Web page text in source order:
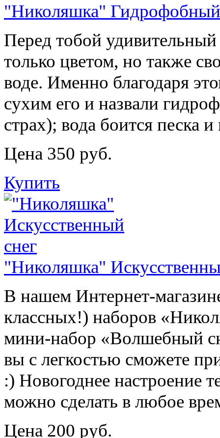
"Николяшка"
Перед тобой
только цветом, но также
воде. Именно благодаря
сухим его и назвали
страх); вода боится песка
Цена 350 руб.
Купить
"Николяшка"
В нашем Интернет-
классных!) наборов
мини-набор «Волшебный
вы с легкостью сможете
:) Новогоднее настроение
можно сделать в любое
Цена 200 руб.